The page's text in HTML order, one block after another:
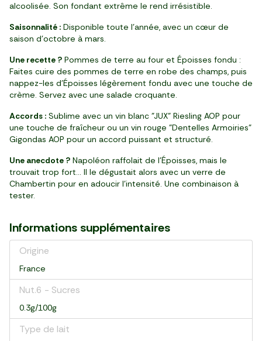
alcoolisée. Son fondant extrême le rend irrésistible.
Saisonnalité : Disponible toute l’année, avec un cœur de
saison d’octobre à mars.
Une recette ? Pommes de terre au four et Époisses fondu :
Faites cuire des pommes de terre en robe des champs, puis
nappez-les d’Époisses légèrement fondu avec une touche de
crème. Servez avec une salade croquante.
Accords : Sublime avec un vin blanc "JUX" Riesling AOP pour
une touche de fraîcheur ou un vin rouge "Dentelles Armoiries"
Gigondas AOP pour un accord puissant et structuré.
Une anecdote ? Napoléon raffolait de l’Époisses, mais le
trouvait trop fort… Il le dégustait alors avec un verre de
Chambertin pour en adoucir l’intensité. Une combinaison à
tester.
Informations supplémentaires
Origine
France
Nut.6 - Sucres
0.3g/100g
Type de lait